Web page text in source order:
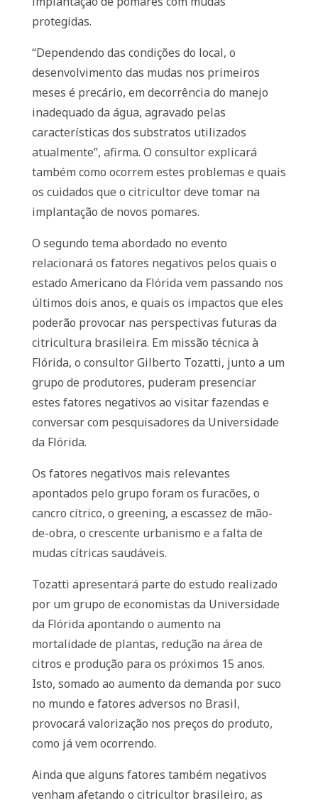
protegidas.
“Dependendo das condições do local, o
desenvolvimento das mudas nos primeiros
meses é precário, em decorrência do manejo
inadequado da água, agravado pelas
características dos substratos utilizados
atualmente”, afirma. O consultor explicará
também como ocorrem estes problemas e quais
os cuidados que o citricultor deve tomar na
implantação de novos pomares.
O segundo tema abordado no evento
relacionará os fatores negativos pelos quais o
estado Americano da Flórida vem passando nos
últimos dois anos, e quais os impactos que eles
poderão provocar nas perspectivas futuras da
citricultura brasileira. Em missão técnica à
Flórida, o consultor Gilberto Tozatti, junto a um
grupo de produtores, puderam presenciar
estes fatores negativos ao visitar fazendas e
conversar com pesquisadores da Universidade
da Flórida.
Os fatores negativos mais relevantes
apontados pelo grupo foram os furacões, o
cancro cítrico, o greening, a escassez de mão-
de-obra, o crescente urbanismo e a falta de
mudas cítricas saudáveis.
Tozatti apresentará parte do estudo realizado
por um grupo de economistas da Universidade
da Flórida apontando o aumento na
mortalidade de plantas, redução na área de
citros e produção para os próximos 15 anos.
Isto, somado ao aumento da demanda por suco
no mundo e fatores adversos no Brasil,
provocará valorização nos preços do produto,
como já vem ocorrendo.
Ainda que alguns fatores também negativos
venham afetando o citricultor brasileiro, as